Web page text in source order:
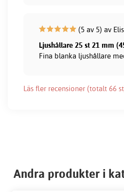
(5 av 5) av
Ljushållare 25 st 21 mm
Fina blanka ljushållare
Läs fler recensioner (totalt 66
Andra produkter i